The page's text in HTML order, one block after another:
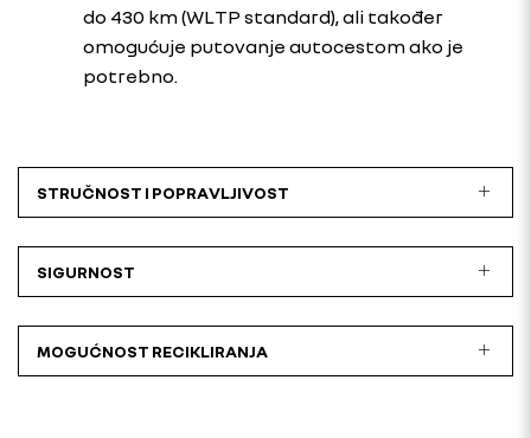
do 430 km (WLTP standard), ali također
omogućuje putovanje autocestom ako je
potrebno.
STRUČNOST I POPRAVLJIVOST
SIGURNOST
MOGUĆNOST RECIKLIRANJA